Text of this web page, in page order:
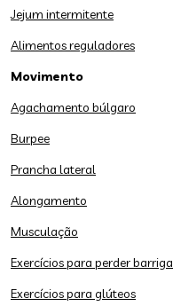
Jejum intermitente
Alimentos reguladores
Movimento
Agachamento búlgaro
Burpee
Prancha lateral
Alongamento
Musculação
Exercícios para perder barriga
Exercícios para glúteos